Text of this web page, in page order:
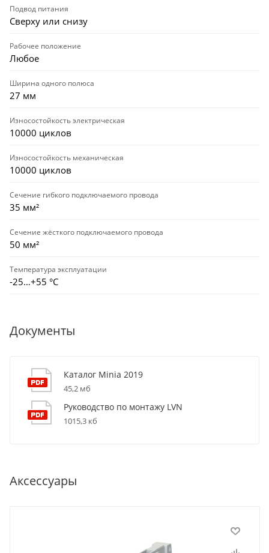
Подвод питания
Сверху или снизу
Рабочее положение
Любое
Ширина одного полюса
27 мм
Износостойкость электрическая
10000 циклов
Износостойкость механическая
10000 циклов
Сечение гибкого подключаемого провода
35 мм²
Сечение жёсткого подключаемого провода
50 мм²
Температура эксплуатации
-25…+55 °С
Документы
Каталог Minia 2019
45,2 мб
Руководство по монтажу LVN
1015,3 кб
Аксессуары